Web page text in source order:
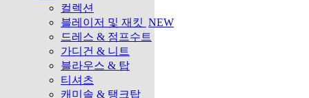
컬렉션
블레이저 및 재킷 NEW
드레스 & 점프수트
가디건 & 니트
블라우스 & 탑
티셔츠
캐미솔 & 탱크탑